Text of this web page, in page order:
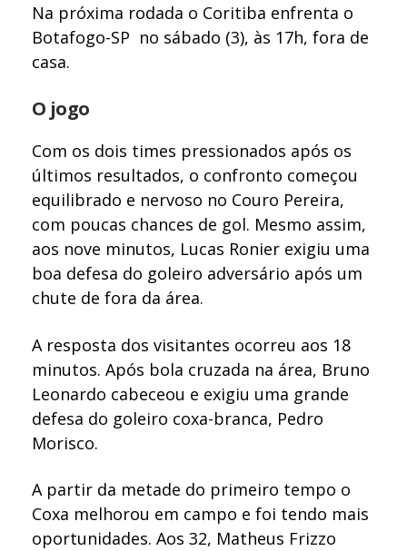
Na próxima rodada o Coritiba enfrenta o
Botafogo-SP no sábado (3), às 17h, fora de
casa.
O jogo
Com os dois times pressionados após os
últimos resultados, o confronto começou
equilibrado e nervoso no Couro Pereira,
com poucas chances de gol. Mesmo assim,
aos nove minutos, Lucas Ronier exigiu uma
boa defesa do goleiro adversário após um
chute de fora da área.
A resposta dos visitantes ocorreu aos 18
minutos. Após bola cruzada na área, Bruno
Leonardo cabeceou e exigiu uma grande
defesa do goleiro coxa-branca, Pedro
Morisco.
A partir da metade do primeiro tempo o
Coxa melhorou em campo e foi tendo mais
oportunidades. Aos 32, Matheus Frizzo